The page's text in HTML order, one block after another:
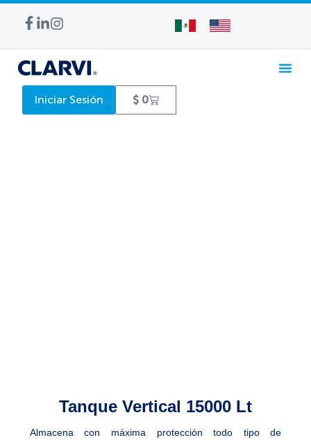
Iniciar Sesión $ 0
Tanque Vertical 15000 Lt
Almacena con máxima protección todo tipo de